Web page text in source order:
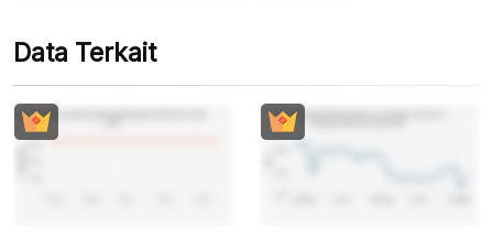
Data Terkait